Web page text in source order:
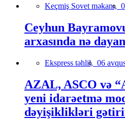
Keçmiş Sovet məkanı,
Ceyhun
arxasında nə
Ekspress təhlil, 06
AZAL, ASCO və
yeni idarəetmə
dəyişiklikləri